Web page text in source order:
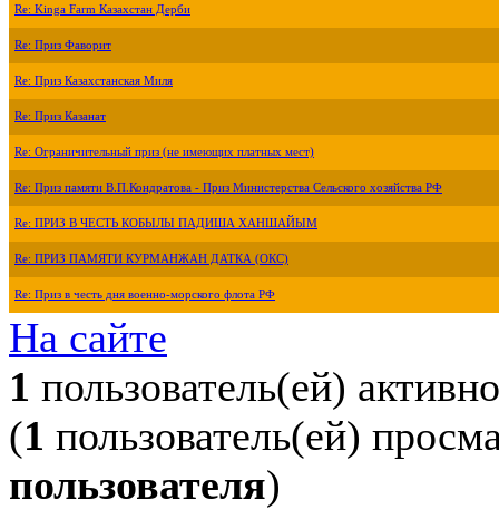
Re: Kinga Farm Казахстан Дерби
Re: Приз Фаворит
Re: Приз Казахстанская Миля
Re: Приз Казанат
Re: Ограничительный приз (не имеющих платных мест)
Re: Приз памяти В.П.Кондратова - Приз Министерства Сельского хозяйства РФ
Re: ПРИЗ В ЧЕСТЬ КОБЫЛЫ ПАДИША ХАНШАЙЫМ
Re: ПРИЗ ПАМЯТИ КУРМАНЖАН ДАТКА (ОКС)
Re: Приз в честь дня военно-морского флота РФ
На сайте
1 пользователь(ей) активно
(1 пользователь(ей)
пользователя)